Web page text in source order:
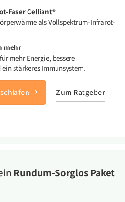
Faser Celliant®
als Vollspektrum-Infrarot-
mehr
mehr Energie, bessere
stärkeres Immunsystem.
Zum Ratgeber
Rundum-Sorglos Paket